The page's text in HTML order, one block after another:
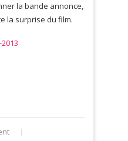
la bande annonce,
la surprise du film.